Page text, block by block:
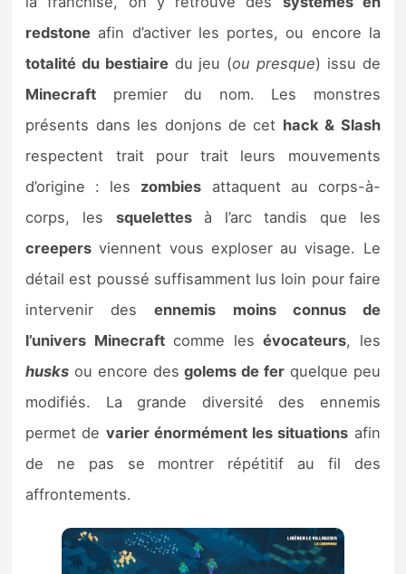
redstone afin d’activer les portes, ou encore la
totalité du bestiairedu jeu (ou presque) issu de
Minecraft premier du nom. Les monstres
présents dans les donjons de cet hack & Slash
respectent trait pour trait leurs mouvements
d’origine : les zombies attaquent au corps-à-
corps, les squelettesà l’arc tandis que les
creepers viennent vous exploser au visage. Le
détail est poussé suffisamment lus loin pour faire
intervenir desennemis moins connus de
l’univers Minecraftcomme lesévocateurs, les
husks ou encore desgolems de fer quelque peu
modifiés. La grande diversité des ennemis
permet de varier énormément les situations afin
de ne pas se montrer répétitif au fil des
affrontements.